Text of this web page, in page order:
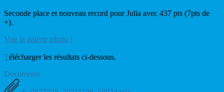
Seconde place et nouveau record pour Julia avec 437 pts (7pts de
+).
Voir la galerie photo !
Télécharger les résultats ci-dessous.
Documents